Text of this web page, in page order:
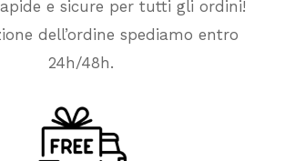
e sicure per tutti gli ordini!
dell’ordine spediamo entro
24h/48h.